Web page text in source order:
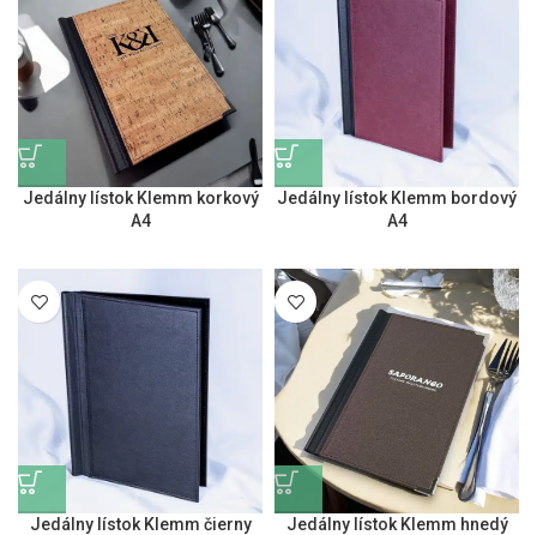
Jedálny lístok Klemm korkový
A4
Jedálny lístok Klemm bordový
A4
Jedálny lístok Klemm čierny
Jedálny lístok Klemm hnedý